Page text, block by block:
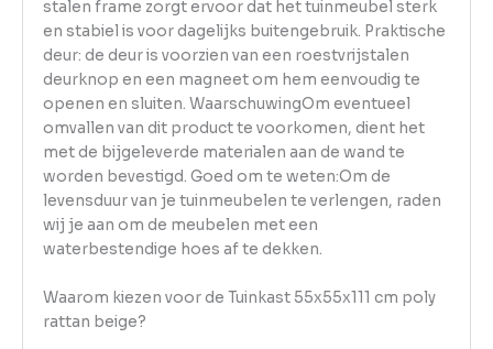
stalen frame zorgt ervoor dat het tuinmeubel sterk
en stabiel is voor dagelijks buitengebruik. Praktische
deur: de deur is voorzien van een roestvrijstalen
deurknop en een magneet om hem eenvoudig te
openen en sluiten. WaarschuwingOm eventueel
omvallen van dit product te voorkomen, dient het
met de bijgeleverde materialen aan de wand te
worden bevestigd. Goed om te weten:Om de
levensduur van je tuinmeubelen te verlengen, raden
wij je aan om de meubelen met een
waterbestendige hoes af te dekken.
Waarom kiezen voor de Tuinkast 55x55x111 cm poly
rattan beige?